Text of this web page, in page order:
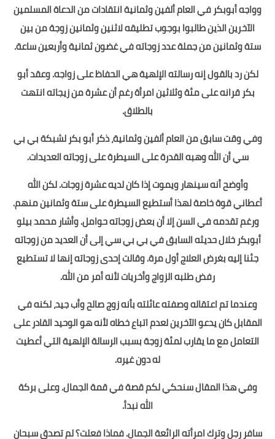
وواجه أبوبكر في العام ألفين وثمانية انتقادات من الدعاة المسلمين
الآخرين الذين طالبوا بوجوب تطليقه لاثنين وثمانين زوجة من بين
ستة وثمانين من جملة عدد زوجاته في غضون ثمانية وأربعين ساعة.
لكن رد بالقول إنه رسالته الإلهية هي الحفاظ على زواجه. وعقد أبو
بكر قرانه على مئة وثلاثين امرأة رغم أن عشرة من زيجاته انتهت
بالطلاق.
وفي وقت سابق من العام ألفين وثمانية، ذكر أبو بكر لشبكة بي بي
سي أن الله وهبه القدرة على السيطرة على زوجاته العديدات.
وأوضح أنه سينهار ويموت إذا كان لديه عشرة زوجات. لكن الله
أعطاني قوة خاصة لهذا أستطيع السيطرة على ستة وثمانين منهم.
ورغم تقدمه في السن إلا أن بعض زوجاته حوامل. وأشار محمد بيلو
أبوبكر خلال حديثه السابق في بي بي سي إلى أن العديد من زوجاته
جئنا إليه بغرض العلاج أول مرة. وقالت إحدى زوجاته إنها لا تستطيع
رفض طلبه الزواج وأخريات لأنه أمر من الله.
وعندما تم اعتقاله وصفته عائلته بأنه زوج صالح وأب جيد، لكنه في
المقابل كان يدعو الآخرين لعدم اتباع خطاه لأنه هو الوحيد القادر على
التعامل مع ما يقارب لمئة زوجة بسبب الرسالة الإلهية التي أعطيت
له دون غيره.
وفي هذا المقال سنحكي لكم قصة في قمة الجمال. وعلى بركة
الله نبدأ.
سافر رجل وترك امرأته الرائعة الجمال. فماذا فعلت؟ لم تصدق سبحان